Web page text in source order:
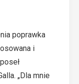
poprawka
i
„Dla mnie